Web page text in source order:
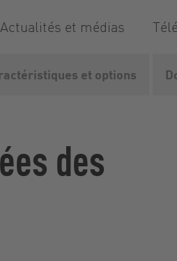
Actualités et médias
RoadPump
des
et options